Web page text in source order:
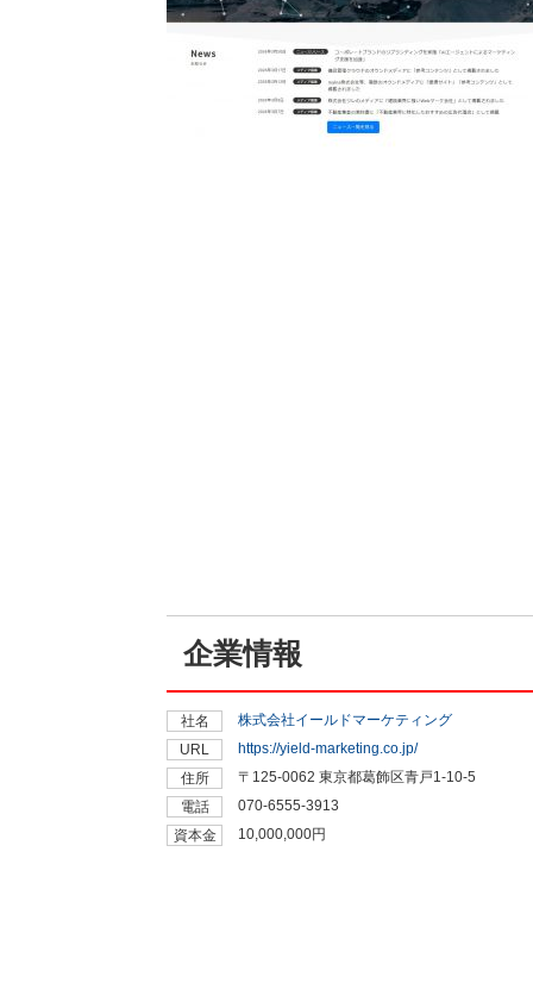
企業情報
社名
株式会社イールドマーケティング
URL
https://yield-marketing.co.jp/
住所
〒125-0062 東京都葛飾区青戸1-10-5
電話
070-6555-3913
資本金
10,000,000円